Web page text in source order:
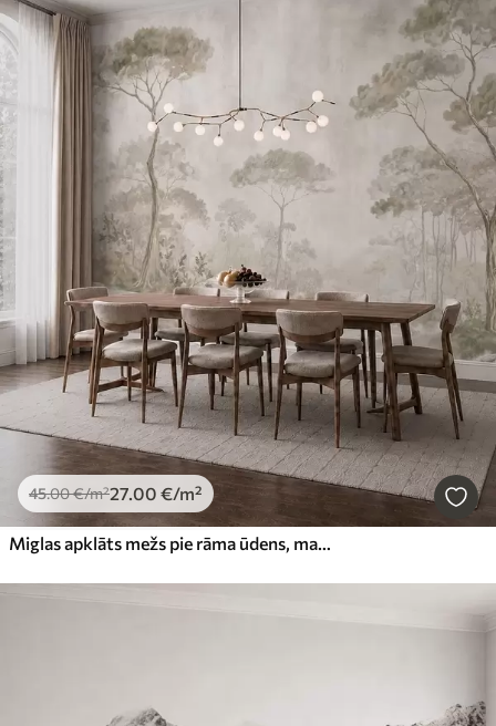
45.00€/m²27.00 €/m²
Miglas apklāts mežs pie rāma ūdens, maigos dabiskos pasteļtoņos